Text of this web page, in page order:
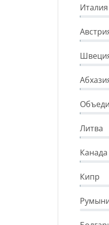
Италия
Литва
Канада
Кипр